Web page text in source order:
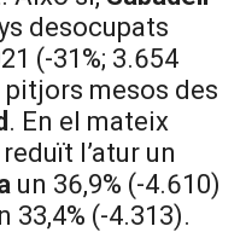
desocupats
(-31%; 3.654
mesos des
. En el mateix
reduït l’atur un
un 36,9% (-4.610)
33,4% (-4.313).